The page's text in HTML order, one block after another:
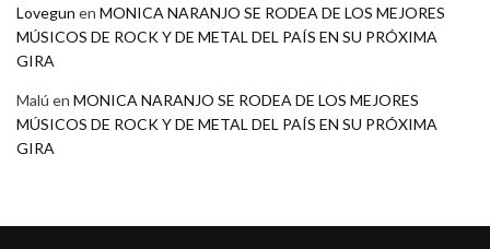
Lovegun en MONICA NARANJO SE RODEA DE LOS MEJORES
MÚSICOS DE ROCK Y DE METAL DEL PAÍS EN SU PRÓXIMA
GIRA
Malú en MONICA NARANJO SE RODEA DE LOS MEJORES
MÚSICOS DE ROCK Y DE METAL DEL PAÍS EN SU PRÓXIMA
GIRA